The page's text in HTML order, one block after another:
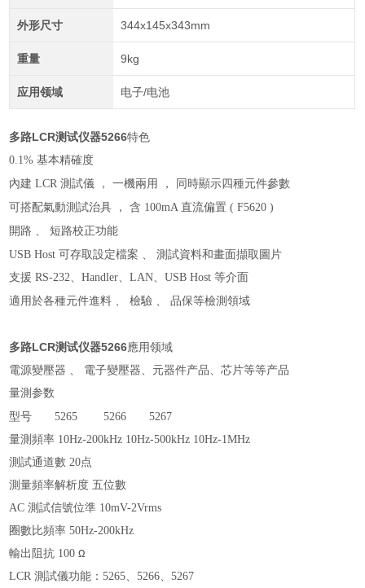
外形尺寸 344x145x343mm
重量 9kg
应用领域 电子/电池
多路LCR测试仪器5266特色
0.1%基本精確度
內建 LCR測試儀 ， 一機兩用 ，
同時顯示四種元件參數
可搭配氣動測試治具
， 含 100mA直流偏置 ( F5620 )
開路 、
短路校正功能
USB Host可存取設定檔案 、
測試資料和畫面擷取圖片
支援 RS-232、Handler、LAN、USB Host等介面
適用於各種元件進料 、 檢驗 、 品保等檢測領域
多路LCR测试仪器5266應用领域
電源變壓器 、 電子變壓器、元器件产品、芯片等等产品
量測参数
型号 5265 5266
5267
量測頻率 10Hz-200kHz 10Hz-500kHz 10Hz-1MHz
測試通道數 20点
測量頻率解析度 五位數
AC 測試信號位準 10mV-2Vrms
圈數比頻率 50Hz-200kHz
輸出阻抗 100Ω
LCR 測試儀功能 ：5265、5266、5267